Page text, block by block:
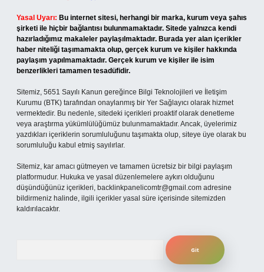
Yasal Uyarı: Bu internet sitesi, herhangi bir marka, kurum veya şahıs
şirketi ile hiçbir bağlantısı bulunmamaktadır. Sitede yalnızca kendi
hazırladığımız makaleler paylaşılmaktadır. Burada yer alan içerikler
haber niteliği taşımamakta olup, gerçek kurum ve kişiler hakkında
paylaşım yapılmamaktadır. Gerçek kurum ve kişiler ile isim
benzerlikleri tamamen tesadüfidir.
Sitemiz, 5651 Sayılı Kanun gereğince Bilgi Teknolojileri ve İletişim
Kurumu (BTK) tarafından onaylanmış bir Yer Sağlayıcı olarak hizmet
vermektedir. Bu nedenle, sitedeki içerikleri proaktif olarak denetleme
veya araştırma yükümlülüğümüz bulunmamaktadır. Ancak, üyelerimiz
yazdıkları içeriklerin sorumluluğunu taşımakta olup, siteye üye olarak bu
sorumluluğu kabul etmiş sayılırlar.
Sitemiz, kar amacı gütmeyen ve tamamen ücretsiz bir bilgi paylaşım
platformudur. Hukuka ve yasal düzenlemelere aykırı olduğunu
düşündüğünüz içerikleri, backlinkpanelicomtr@gmail.com adresine
bildirmeniz halinde, ilgili içerikler yasal süre içerisinde sitemizden
kaldırılacaktır.